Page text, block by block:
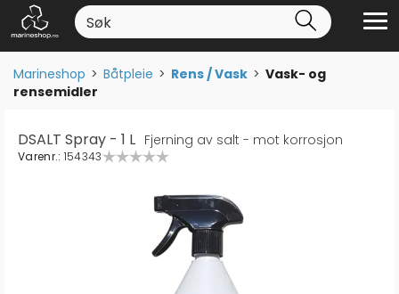
Marineshop>Båtpleie>Rens / Vask>Vask- og
rensemidler
DSALT Spray - 1 L Fjerning av salt - mot korrosjon
Varenr.: 154343